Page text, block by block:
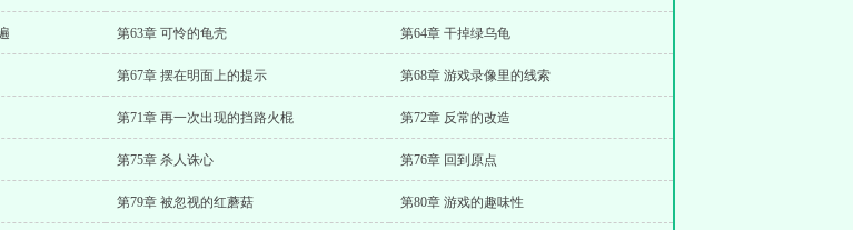
第63章 可怜的龟壳 第64章 干掉绿乌龟
第67章 摆在明面上的提示 第68章 游戏录像里的线索
第71章 再一次出现的挡路火棍 第72章 反常的改造
第75章 杀人诛心 第76章 回到原点
第79章 被忽视的红蘑菇 第80章 游戏的趣味性